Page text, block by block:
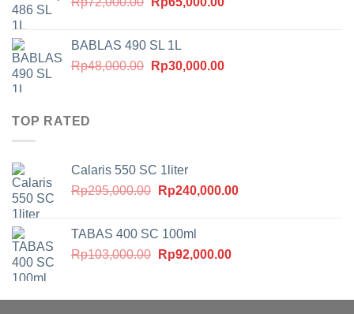
Rp72,000.00.
Rp65,000.00.
BABLAS 490 SL 1L
Rp48,000.00 Harga
Rp30,000.00Harga
TOP RATED
Calaris 550 SC 1liter
Rp295,000.00 Harga
Rp295,000.00.
Rp240,000.00Harga
TABAS 400 SC 100ml
Rp103,000.00 Harga
Rp103,000.00.
Rp92,000.00Harga
adalah: